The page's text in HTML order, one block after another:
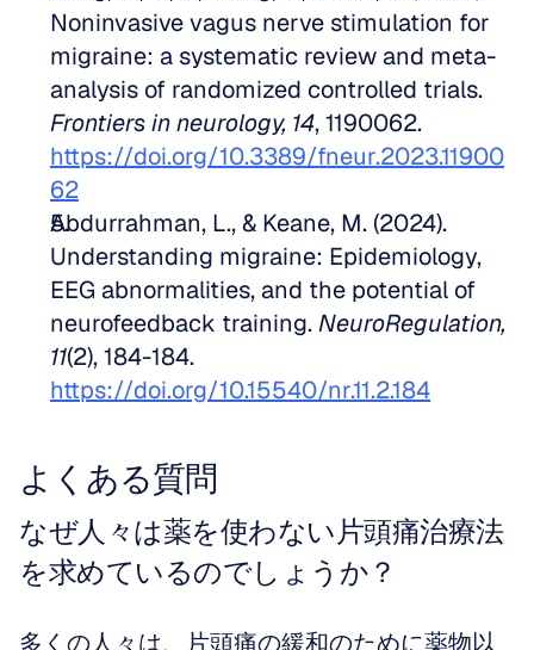
Noninvasive vagus nerve stimulation for
migraine: a systematic review and meta-
Frontiers in neurology, 14
https://doi.org/10.3389/fneur.2023.11900
62
Abdurrahman, L., & Keane, M. (2024).
Understanding migraine: Epidemiology,
EEG abnormalities, and the potential of
neurofeedback training. NeuroRegulation,
11
https://doi.org/10.15540/nr.11.2.184
よくある質問
なぜ人々は薬を使わない片頭痛治療法
を求めているのでしょうか？
多くの人々は、片頭痛の緩和のために薬物以